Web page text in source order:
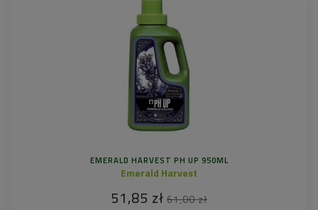
EMERALD HARVEST PH UP 950ML
Emerald Harvest
51,85 zł 61,00 zł